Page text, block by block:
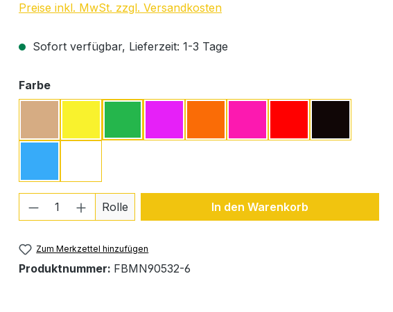
Preise inkl. MwSt. zzgl. Versandkosten
Sofort verfügbar, Lieferzeit: 1-3 Tage
Farbeauswählen
Produkt Anzahl: Gib den gewünschten Wert
Rolle In den Warenkorb
Zum Merkzettel hinzufügen
Produktnummer: FBMN90532-6